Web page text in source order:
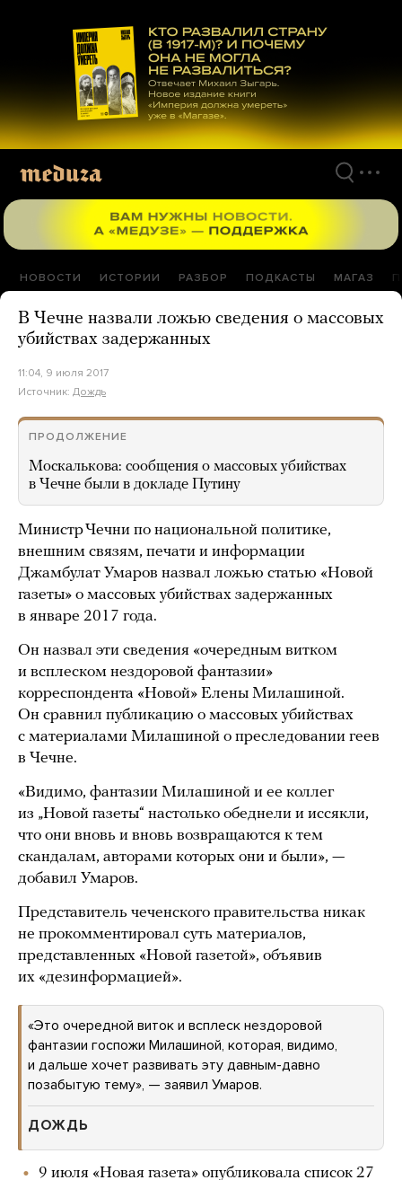
материалам
НОВОСТИ ИСТОРИИ РАЗБОР ПОДКАСТЫ МАГАЗ
В Чечне назвали ложью сведения о массовых
убийствах задержанных
11:04, 9 июля 2017
Источник: Дождь
ПРОДОЛЖЕНИЕ
Москалькова: сообщения о массовых убийствах
в Чечне были в докладе Путину
Министр Чечни по национальной политике,
внешним связям, печати и информации
Джамбулат Умаров назвал ложью статью «Новой
газеты» о массовых убийствах задержанных
в январе 2017 года.
Он назвал эти сведения «очередным витком
и всплеском нездоровой фантазии»
корреспондента «Новой» Елены Милашиной.
Он сравнил публикацию о массовых убийствах
с материалами Милашиной о преследовании геев
в Чечне.
«Видимо, фантазии Милашиной и ее коллег
из „Новой газеты“ настолько обеднели и иссякли,
что они вновь и вновь возвращаются к тем
скандалам, авторами которых они и были», —
добавил Умаров.
Представитель чеченского правительства никак
не прокомментировал суть материалов,
представленных «Новой газетой», объявив
их «дезинформацией».
«Это очередной виток и всплеск нездоровой
фантазии госпожи Милашиной, которая, видимо,
и дальше хочет развивать эту давным-давно
позабытую тему», — заявил Умаров.
ДОЖДЬ
9 июля «Новая газета» опубликовала список 27